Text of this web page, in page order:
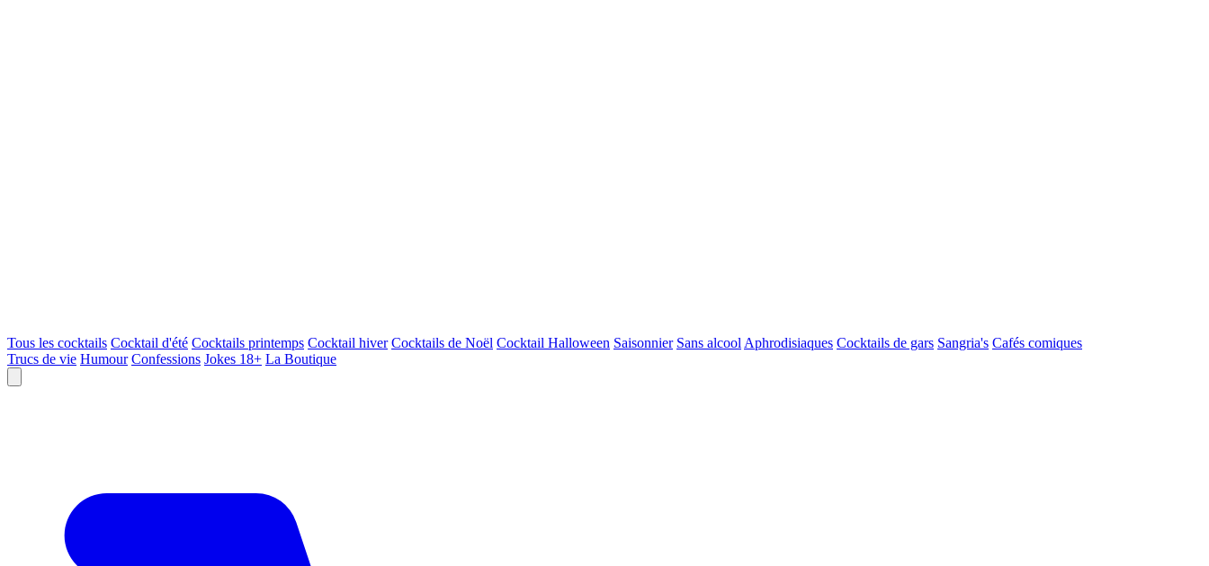
Tous les cocktails Cocktail d'été Cocktails printemps Cocktail hiver Cocktails de Noël Cocktail Halloween Saisonnier Sans alcool Aphrodisiaques Cocktails de gars Sangria's Cafés comiques
Trucs de vie Humour Confessions Jokes 18+ La Boutique